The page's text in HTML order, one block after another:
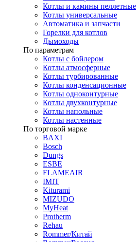
Котлы и камины пеллетные
Котлы универсальные
Автоматика и запчасти
Горелки для котлов
Дымоходы
По параметрам
Котлы с бойлером
Котлы атмосферные
Котлы турбированные
Котлы конденсационные
Котлы одноконтурные
Котлы двухконтурные
Котлы напольные
Котлы настенные
По торговой марке
BAXI
Bosch
Dungs
ESBE
FLAMEAIR
IMIT
Kiturami
MIZUDO
MyHeat
Protherm
Rehau
Rommer/Китай